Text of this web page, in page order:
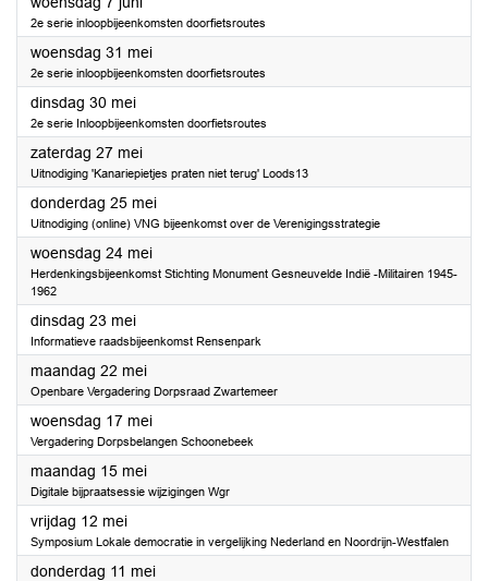
2e serie inloopbijeenkomsten doorfietsroutes
woensdag 31 mei2023
2e serie inloopbijeenkomsten doorfietsroutes
dinsdag 30 mei2023
2e serie Inloopbijeenkomsten doorfietsroutes
zaterdag 27 mei2023
Uitnodiging 'Kanariepietjes praten niet terug' Loods13
donderdag 25 mei2023
Uitnodiging (online) VNG bijeenkomst over de Verenigingsstrategie
woensdag 24 mei2023
Herdenkingsbijeenkomst Stichting Monument Gesneuvelde Indië -Militairen 1945-
1962
dinsdag 23 mei2023
Informatieve raadsbijeenkomst Rensenpark
maandag 22 mei2023
Openbare Vergadering Dorpsraad Zwartemeer
woensdag 17 mei2023
Vergadering Dorpsbelangen Schoonebeek
maandag 15 mei2023
Digitale bijpraatsessie wijzigingen Wgr
vrijdag 12 mei2023
Symposium Lokale democratie in vergelijking Nederland en Noordrijn-Westfalen
donderdag 11 mei2023